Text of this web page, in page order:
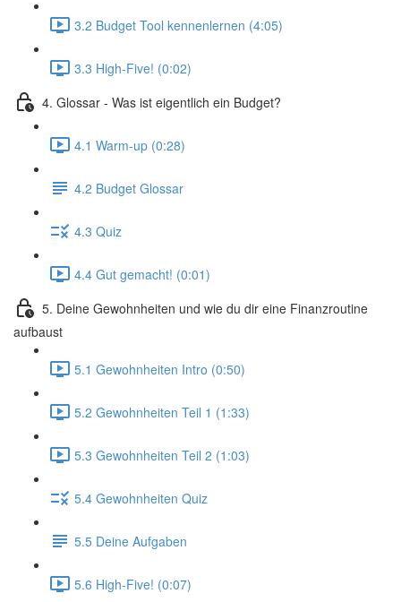
3.2 Budget Tool kennenlernen (4:05)
3.3 High-Five! (0:02)
4. Glossar - Was ist eigentlich ein Budget?
4.1 Warm-up (0:28)
4.2 Budget Glossar
4.3 Quiz
4.4 Gut gemacht! (0:01)
5. Deine Gewohnheiten und wie du dir eine Finanzroutine
aufbaust
5.1 Gewohnheiten Intro (0:50)
5.2 Gewohnheiten Teil 1 (1:33)
5.3 Gewohnheiten Teil 2 (1:03)
5.4 Gewohnheiten Quiz
5.5 Deine Aufgaben
5.6 High-Five! (0:07)